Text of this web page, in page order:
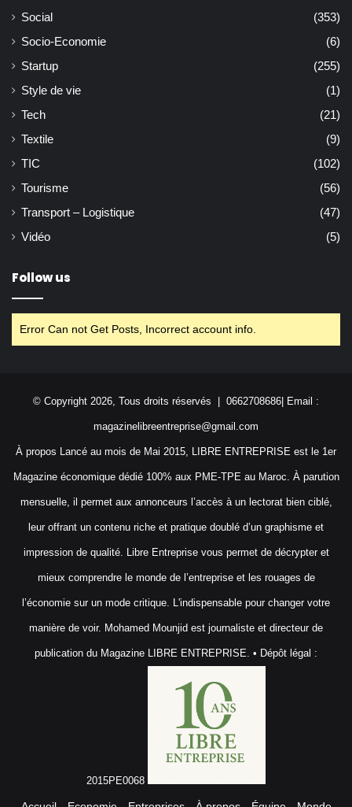
Social
(353)
Socio-Economie
(6)
Startup
(255)
Style de vie
(1)
Tech
(21)
Textile
(9)
TIC
(102)
Tourisme
(56)
Transport – Logistique
(47)
Vidéo
(5)
Follow us
Error Can not Get Posts, Incorrect account info.
© Copyright 2026, Tous droits réservés | 0662708686| Email :
magazinelibreentreprise@gmail.com
À propos Lancé au mois de Mai 2015, LIBRE ENTREPRISE est le 1er
Magazine économique dédié 100% aux PME-TPE au Maroc. À parution
mensuelle, il permet aux annonceurs l’accès à un lectorat bien ciblé,
leur offrant un contenu riche et pratique doublé d’un graphisme et
impression de qualité. Libre Entreprise vous permet de décrypter et
mieux comprendre le monde de l’entreprise et les rouages de
l’économie sur un mode critique. L'indispensable pour changer votre
manière de voir. Mohamed Mounjid est journaliste et directeur de
publication du Magazine LIBRE ENTREPRISE. • Dépôt légal :
2015PE0068